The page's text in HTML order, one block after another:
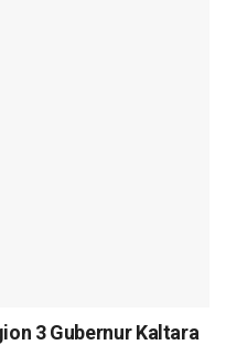
3 Gubernur Kaltara